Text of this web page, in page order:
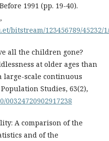
1991 (pp. 19-40).
bitstream/123456789/45232/
all the children gone?
at older ages than
scale continuous
Studies, 63(2),
00324720902917238
A comparison of the
and of the